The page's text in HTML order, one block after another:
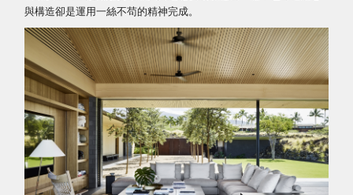
與構造卻是運用一絲不苟的精神完成。